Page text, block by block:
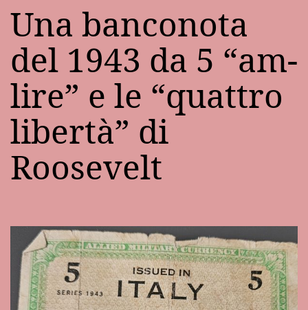
Una banconota
del 1943 da 5 “am-
lire” e le “quattro
libertà” di
Roosevelt